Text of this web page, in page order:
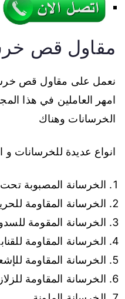
مقاول قص
نعمل على مقاول قص
امهر العاملين في هذا
الخرسانات وهناك
انواع عديدة للخرسانات و
الخرسانة المصبوبة تحت
الخرسانة المقاومة
الخرسانة المقومة
الخرسانة المقاومة
الخرسانة المقاومة
الخرسانة المقاومة